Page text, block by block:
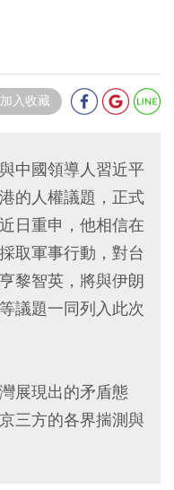
加入收藏
中國領導人習近平
的人權議題，正式
日重申，他相信在
取軍事行動，對台
黎智英，將與伊朗
議題一同列入此次
展現出的矛盾態
三方的各界揣測與